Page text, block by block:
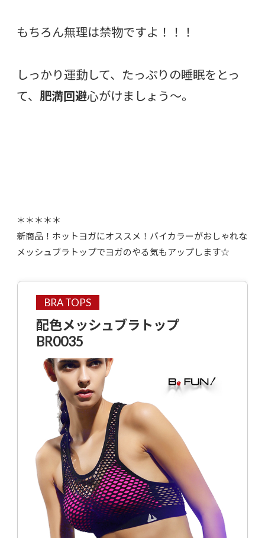
もちろん無理は禁物ですよ！！！
しっかり運動して、たっぷりの睡眠をとっ
て、 肥満回避心がけましょう〜。
＊＊＊＊＊
新商品！ホットヨガにオススメ！バイカラーがおしゃれな
メッシュブラトップでヨガのやる気もアップします☆
BRA TOPS
配色メッシュブラトップ
BR0035